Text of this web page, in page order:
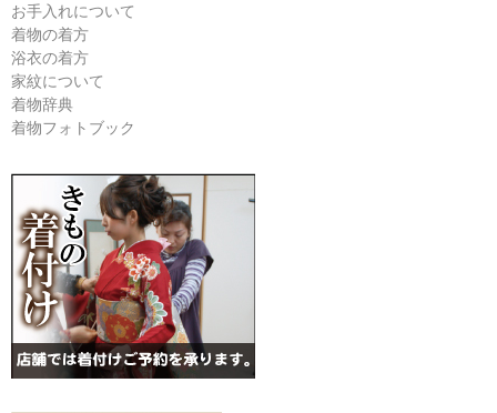
お手入れについて
着物の着方
浴衣の着方
家紋について
着物辞典
着物フォトブック